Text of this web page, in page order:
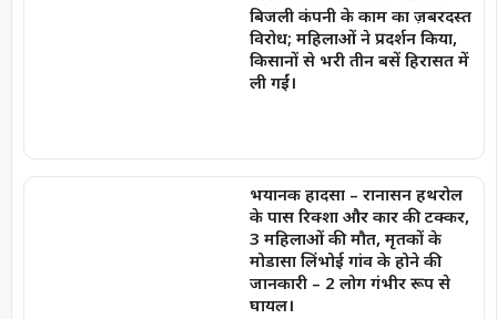
बिजली कंपनी के काम का ज़बरदस्त
विरोध; महिलाओं ने प्रदर्शन किया,
किसानों से भरी तीन बसें हिरासत में
ली गईं।
भयानक हादसा – रानासन हथरोल
के पास रिक्शा और कार की टक्कर,
3 महिलाओं की मौत, मृतकों के
मोडासा लिंभोई गांव के होने की
जानकारी – 2 लोग गंभीर रूप से
घायल।